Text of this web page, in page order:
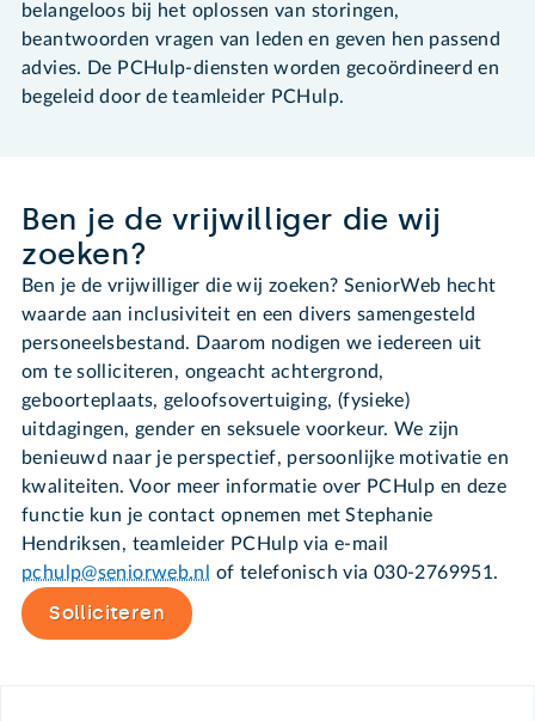
belangeloos bij het oplossen van storingen,
beantwoorden vragen van leden en geven hen passend
advies. De PCHulp-diensten worden gecoördineerd en
begeleid door de teamleider PCHulp.
Ben je de vrijwilliger die wij
zoeken?
Ben je de vrijwilliger die wij zoeken? SeniorWeb hecht
waarde aan inclusiviteit en een divers samengesteld
personeelsbestand. Daarom nodigen we iedereen uit
om te solliciteren, ongeacht achtergrond,
geboorteplaats, geloofsovertuiging, (fysieke)
uitdagingen, gender en seksuele voorkeur. We zijn
benieuwd naar je perspectief, persoonlijke motivatie en
kwaliteiten. Voor meer informatie over PCHulp en deze
functie kun je contact opnemen met Stephanie
Hendriksen, teamleider PCHulp via e-mail
pchulp@seniorweb.nl
of telefonisch via 030-2769951.
Solliciteren